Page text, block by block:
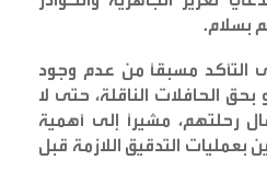
بسلام.
التأكد مسبقاً من عدم وجود
الحافلات الناقلة، حتى لا
رحلتهم، مشيراً إلى أهمية
بعمليات التدقيق اللازمة قبل